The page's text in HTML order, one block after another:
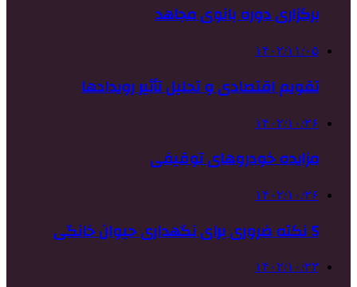
برگزاری دوره بانوی مجاهد
۱۴۰۲/۱۱/۰۵
تقویم اقتصادی و تحلیل تأثیر رویدادها
۱۴۰۲/۱۰/۲۶
مزایده خودروهای توقیفی
۱۴۰۲/۱۰/۲۶
5 نکته ضروری برای نگهداری حیوان خانگی
۱۴۰۲/۱۰/۲۳